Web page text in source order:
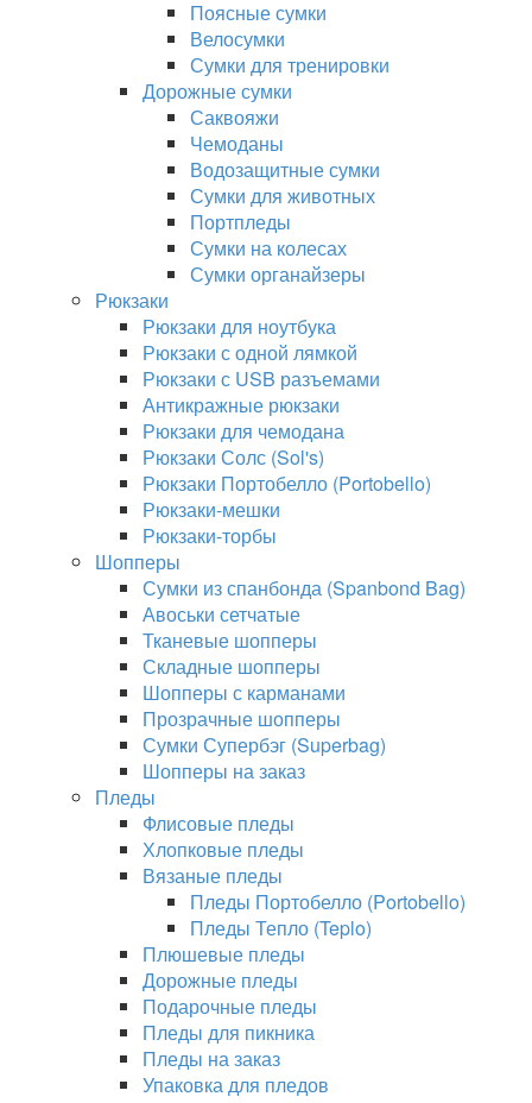
Поясные сумки
Велосумки
Сумки для тренировки
Дорожные сумки
Саквояжи
Чемоданы
Водозащитные сумки
Сумки для животных
Портпледы
Сумки на колесах
Сумки органайзеры
Рюкзаки
Рюкзаки для ноутбука
Рюкзаки с одной лямкой
Рюкзаки с USB разъемами
Антикражные рюкзаки
Рюкзаки для чемодана
Рюкзаки Солс (Sol's)
Рюкзаки Портобелло (Portobello)
Рюкзаки-мешки
Рюкзаки-торбы
Шопперы
Сумки из спанбонда (Spanbond Bag)
Авоськи сетчатые
Тканевые шопперы
Складные шопперы
Шопперы с карманами
Прозрачные шопперы
Сумки Супербэг (Superbag)
Шопперы на заказ
Пледы
Флисовые пледы
Хлопковые пледы
Вязаные пледы
Пледы Портобелло (Portobello)
Пледы Тепло (Teplo)
Плюшевые пледы
Дорожные пледы
Подарочные пледы
Пледы для пикника
Пледы на заказ
Упаковка для пледов